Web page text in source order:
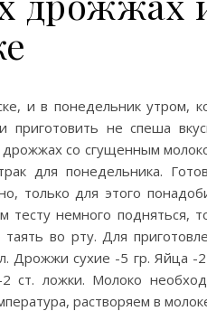
и в понедельник утром,
приготовить не спеша
со сгущенным
для понедельника.
только для этого
немного подняться,
во рту. Для
Дрожжи сухие -5 гр. Яйца -
ст. ложки. Молоко
растворяем в